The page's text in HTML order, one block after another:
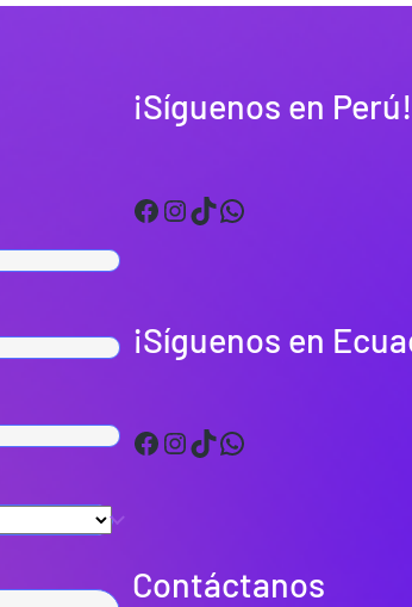
¡Síguenos en Perú!
Facebook InstagramTikTok WhatsApp
¡Síguenos en
Facebook InstagramTikTok WhatsApp
Contáctanos